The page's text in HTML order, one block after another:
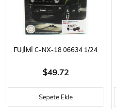
FUJIMI C-NX-18 06634 1/24
ÖLÇEK, SUZUKI JIMNY JB64
(XC/PURE WHITE), CIP
PLASTIK MODEL KITI
$49.72
Sepete Ekle